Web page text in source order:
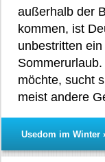
außerhalb der
kommen, ist
unbestritten
möchte, sucht
meist andere
Usedom im Winter